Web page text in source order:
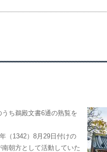
ち鵜殿文書6通の熟覧を
（1342）8月29日付けの
朝方として活動していた